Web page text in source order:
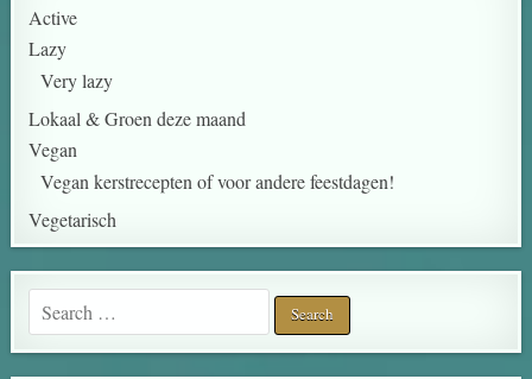
Active
Lazy
Very lazy
Lokaal & Groen deze maand
Vegan
Vegan kerstrecepten of voor andere feestdagen!
Vegetarisch
Search for: